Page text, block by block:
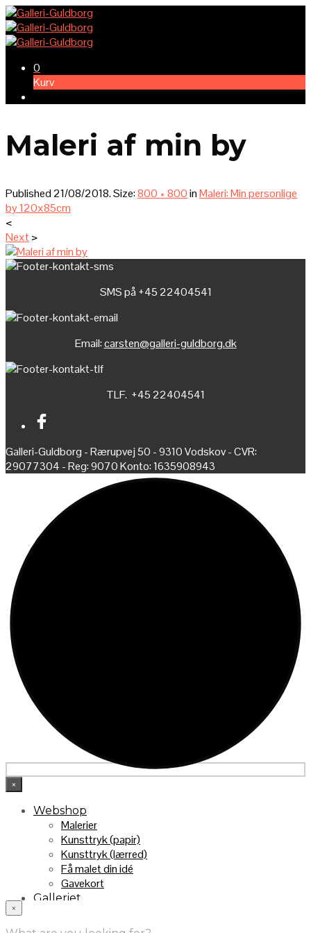
0
Kurv
Maleri af min by
Published21/08/2018. Size:800 × 800inMaleri: Min personlige
by 120x85cm
<
Next>
SMS på +45 22404541
Email:carsten@galleri-guldborg.dk
TLF. +45 22404541
Galleri-Guldborg - Rærupvej 50 - 9310 Vodskov - CVR:
29077304 - Reg: 9070 Konto: 1635908943
×
Webshop
Malerier
Kunsttryk (papir)
Kunsttryk (lærred)
Få malet din idé
Gavekort
Galleriet
Handelsebetingelser
×